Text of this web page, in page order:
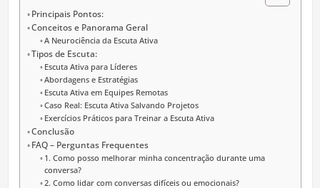
Principais Pontos:
Conceitos e Panorama Geral
A Neurociência da Escuta Ativa
Tipos de Escuta:
Escuta Ativa para Líderes
Abordagens e Estratégias
Escuta Ativa em Equipes Remotas
Caso Real: Escuta Ativa Salvando Projetos
Exercícios Práticos para Treinar a Escuta Ativa
Conclusão
FAQ – Perguntas Frequentes
1. Como posso melhorar minha concentração durante uma
conversa?
2. Como lidar com conversas difíceis ou emocionais?